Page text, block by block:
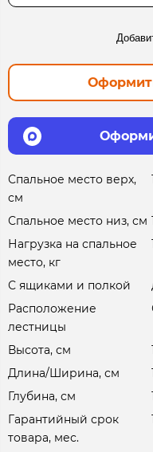
Спальное место верх,
см
Спальное место низ, см
Нагрузка на спальное
место, кг
С ящиками и полкой
Расположение
лестницы
Высота, см
Длина/Ширина, см
Глубина, см
Гарантийный срок
товара, мес.